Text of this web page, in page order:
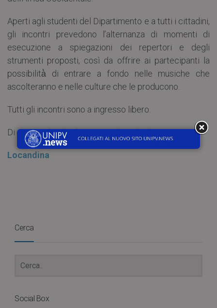
Aperti agli studenti del Dipartimento e a tutti i cittadini,
gli incontri prevedono l’alternanza di momenti di
esecuzione a spiegazioni dei repertori e degli
strumenti proposti, così da offrire ai partecipanti la
possibilità̀ di entrare a fondo nelle musiche che
ascolteranno e nelle culture che le producono.
Tutti gli incontri sono a ingresso libero.
Di seguito il calendario completo degli incontri:
Locandina
Cerca
Social Box